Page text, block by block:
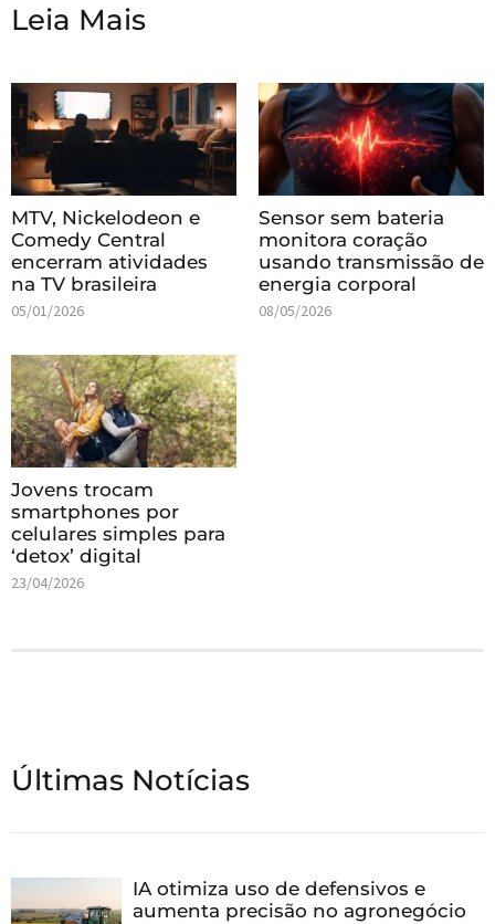
Leia Mais
MTV, Nickelodeon e
Comedy Central
encerram atividades
na TV brasileira
05/01/2026
Sensor sem bateria
monitora coração
usando transmissão de
energia corporal
08/05/2026
Jovens trocam
smartphones por
celulares simples para
‘detox’ digital
23/04/2026
Últimas Notícias
IA otimiza uso de defensivos e
aumenta precisão no agronegócio